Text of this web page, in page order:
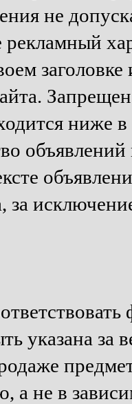
не
заголовке
ниже
за
указана за
а не в